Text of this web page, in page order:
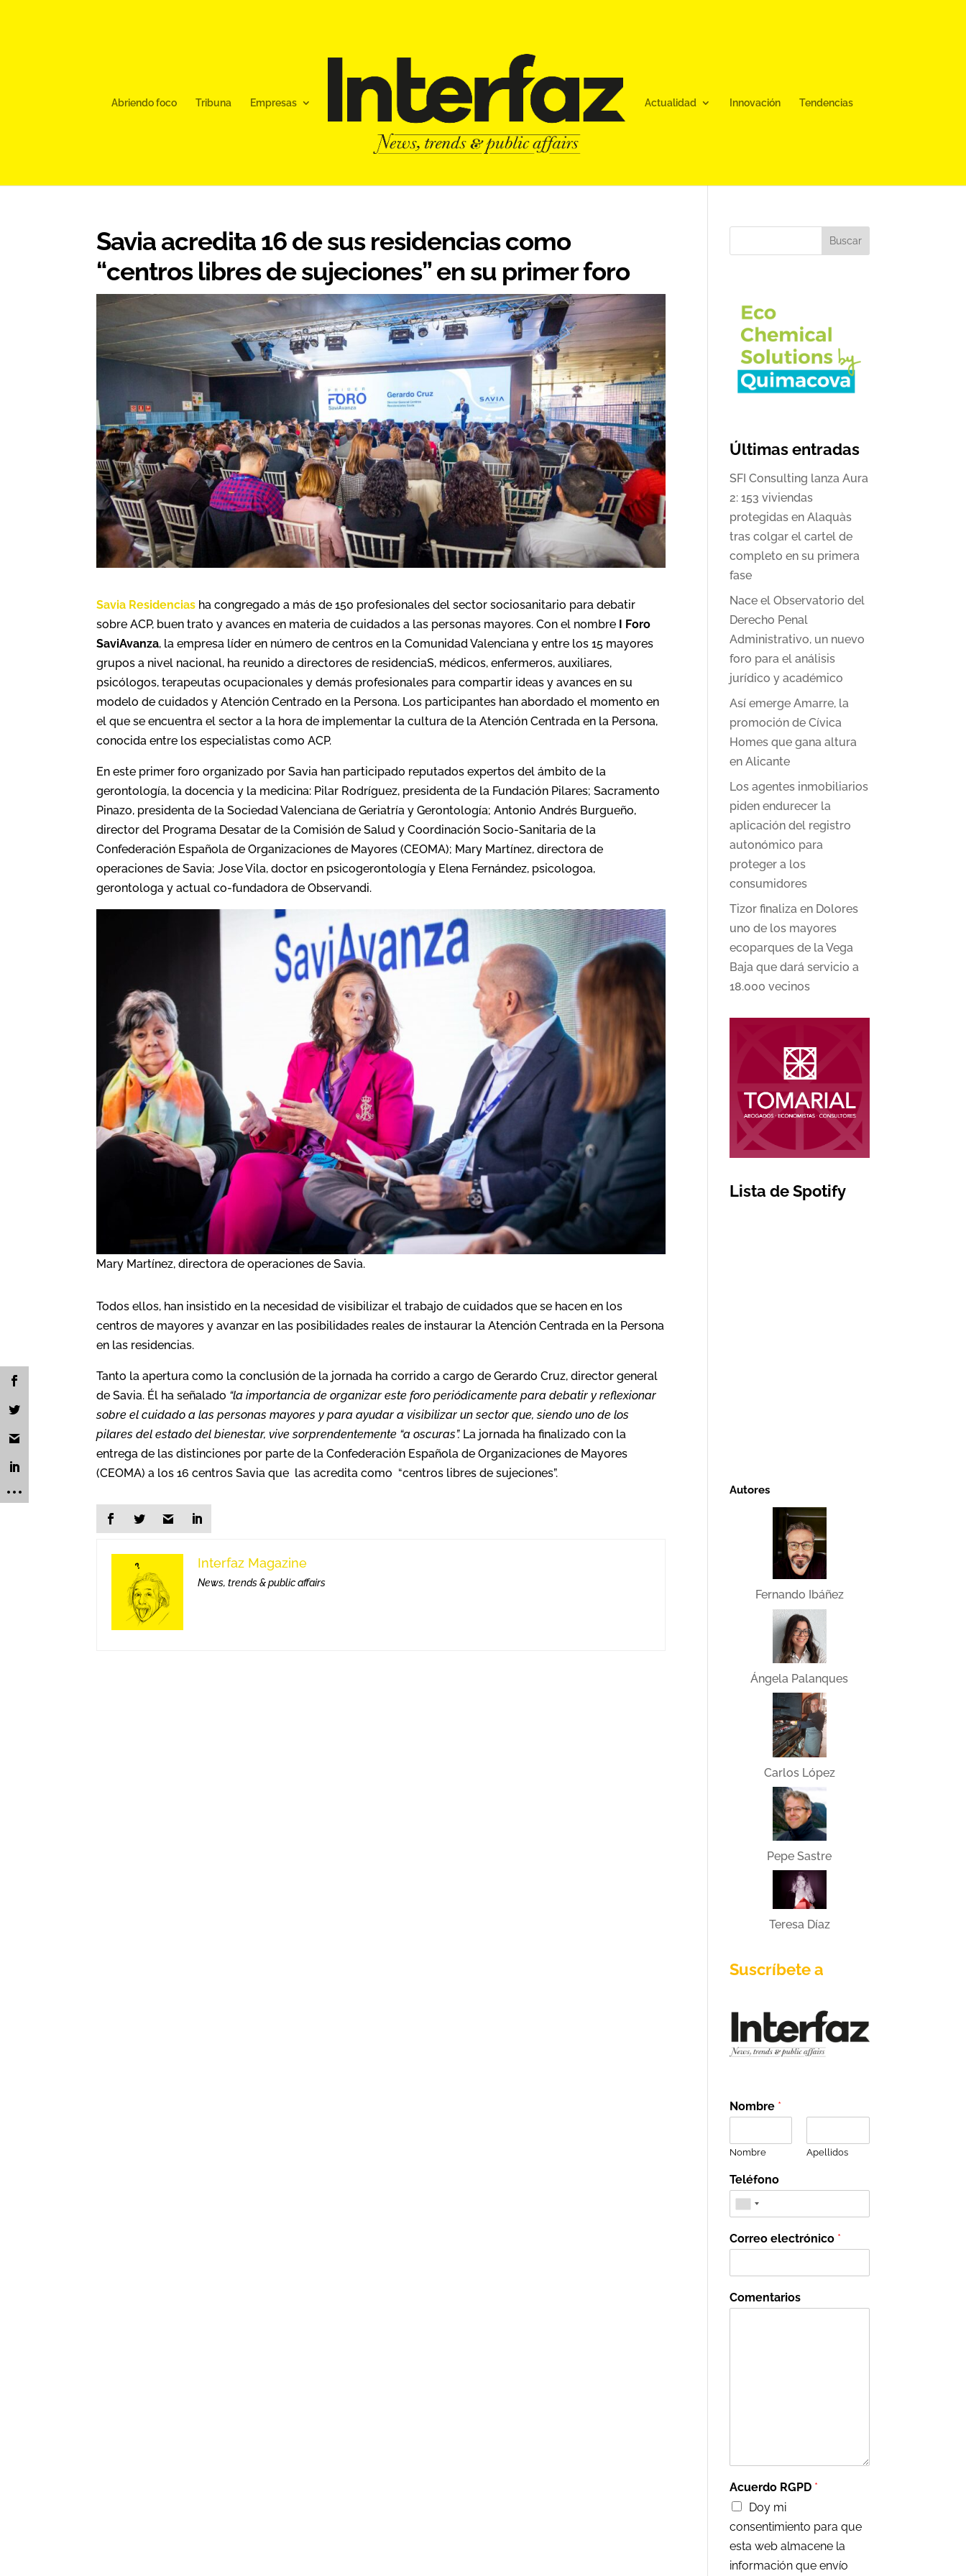
Abriendo foco Tribuna Empresas Actualidad Innovación Tendencias
Savia acredita 16 de sus residencias como
“centros libres de sujeciones” en su primer foro
Savia Residencias ha congregado a más de 150 profesionales del sector sociosanitario para debatir
sobre ACP, buen trato y avances en materia de cuidados a las personas mayores. Con el nombre
I Foro
SaviAvanza, la empresa líder en número de centros en la Comunidad Valenciana y entre los 15 mayores
grupos a nivel nacional, ha reunido a directores de residenciaS, médicos, enfermeros, auxiliares,
psicólogos, terapeutas ocupacionales y demás profesionales para compartir ideas y avances en su
modelo de cuidados y Atención Centrado en la Persona. Los participantes han abordado el momento en
el que se encuentra el sector a la hora de implementar la cultura de la Atención Centrada en la Persona,
conocida entre los especialistas como ACP.
En este primer foro organizado por Savia han participado reputados expertos del ámbito de la
gerontología, la docencia y la medicina: Pilar Rodríguez, presidenta de la Fundación Pilares; Sacramento
Pinazo, presidenta de la Sociedad Valenciana de Geriatría y Gerontología; Antonio Andrés Burgueño,
director del Programa Desatar de la Comisión de Salud y Coordinación Socio-Sanitaria de la
Confederación Española de Organizaciones de Mayores (CEOMA); Mary Martínez, directora de
operaciones de Savia; Jose Vila, doctor en psicogerontología y Elena Fernández, psicologoa,
gerontologa y actual co-fundadora de Observandi.
Mary Martínez, directora de operaciones de Savia.
Todos ellos, han insistido en la necesidad de visibilizar el trabajo de cuidados que se hacen en los
centros de mayores y avanzar en las posibilidades reales de instaurar la Atención Centrada en la Persona
en las residencias.
Tanto la apertura como la conclusión de la jornada ha corrido a cargo de Gerardo Cruz, director general
de Savia. Él ha señalado “la importancia de organizar este foro periódicamente para debatir y reflexionar
sobre el cuidado a las personas mayores y para ayudar a visibilizar un sector que, siendo uno de los
pilares del estado del bienestar, vive sorprendentemente “a oscuras”. La jornada ha finalizado con la
entrega de las distinciones por parte de la Confederación Española de Organizaciones de Mayores
(CEOMA) a los 16 centros Savia que las acredita como “centros libres de sujeciones”.
Interfaz Magazine
News, trends & public affairs
Buscar
Últimas entradas
SFI Consulting lanza Aura
2: 153 viviendas
protegidas en Alaquàs
tras colgar el cartel de
completo en su primera
fase
Nace el Observatorio del
Derecho Penal
Administrativo, un nuevo
foro para el análisis
jurídico y académico
Así emerge Amarre, la
promoción de Cívica
Homes que gana altura
en Alicante
Los agentes inmobiliarios
piden endurecer la
aplicación del registro
autonómico para
proteger a los
consumidores
Tizor finaliza en Dolores
uno de los mayores
ecoparques de la Vega
Baja que dará servicio a
18.000 vecinos
Lista de Spotify
Autores
Fernando Ibáñez
Ángela Palanques
Carlos López
Pepe Sastre
Teresa Díaz
Suscríbete a
Nombre *
Nombre Apellidos
Teléfono
Correo electrónico *
Comentarios
Acuerdo RGPD *
Doy mi
consentimiento para que
esta web almacene la
información que envío